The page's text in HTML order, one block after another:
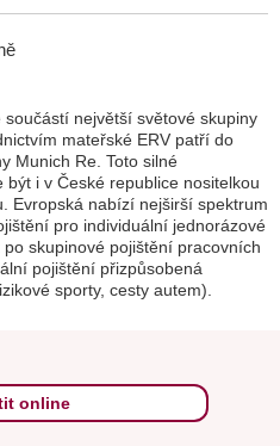
největší světové skupiny
mateřské ERV patří do
Munich Re. Toto silné
i v České republice nositelkou
Evropská nabízí nejširší spektrum
pro individuální jednorázové
skupinové pojištění pracovních
pojištění přizpůsobená
sporty, cesty autem).
online